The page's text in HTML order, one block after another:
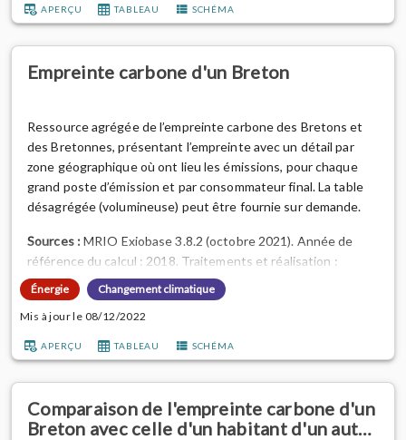
l'environnement en Bretagne, 2022.
APERÇU TABLEAU SCHÉMA
Empreinte carbone d'un Breton
Ressource agrégée de l’empreinte carbone des Bretons et
des Bretonnes, présentant l’empreinte avec un détail par
zone géographique où ont lieu les émissions, pour chaque
grand poste d’émission et par consommateur final. La table
désagrégée (volumineuse) peut être fournie sur demande.
Sources :MRIO Exiobase 3.8.2 (octobre 2021). Année de
référence du calcul : 2018. Traitements et réalisation :
méthode Empreinte_Regionale (v1.4) par l'Observatoire de
l'environnement en Bretagne, 2022.
environnementale d'un habitant ou d'une habita...
Énergie
Changement climatique
Mis à jour le 08/12/2022
APERÇU TABLEAU SCHÉMA
Comparaison de l'empreinte carbone d'un
Breton avec celle d'un habitant d'un aut…